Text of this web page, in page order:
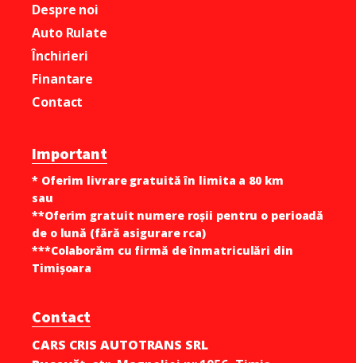
Despre noi
Auto Rulate
Închirieri
Finantare
Contact
Important
* Oferim livrare gratuită în limita a 80 km
sau
**Oferim gratuit numere roșii pentru o perioadă
de o lună (fără asigurare rca)
***Colaborăm cu firmă de înmatriculări din
Timișoara
Contact
CARS CRIS AUTOTRANS SRL